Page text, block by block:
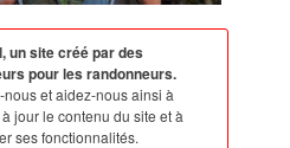
un site créé par des
pour les randonneurs.
nous et aidez-nous ainsi à
jour le contenu du site et à
ses fonctionnalités.